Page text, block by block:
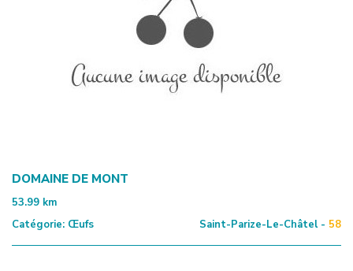
DOMAINE DE MONT
53.99 km
Catégorie: Œufs Saint-Parize-Le-Châtel - 58